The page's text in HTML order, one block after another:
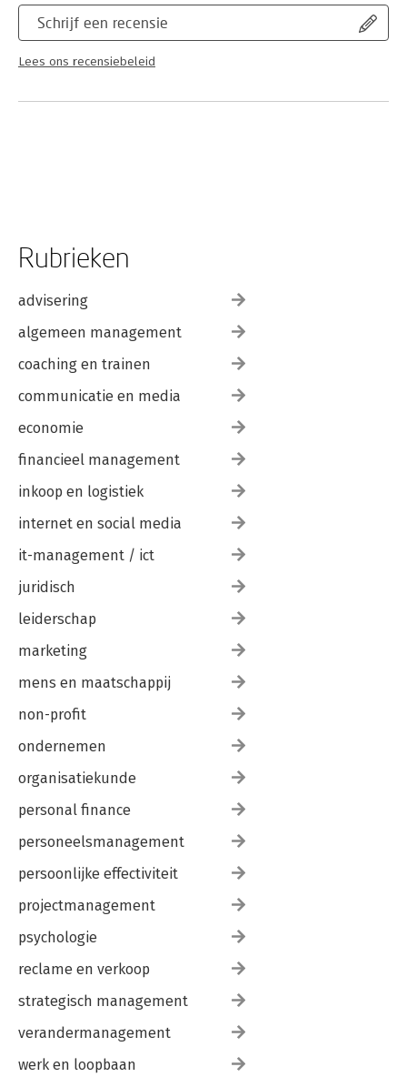
Schrijf een recensie
Lees ons recensiebeleid
Rubrieken
advisering
algemeen management
coaching en trainen
communicatie en media
economie
financieel management
inkoop en logistiek
internet en social media
it-management / ict
juridisch
leiderschap
marketing
mens en maatschappij
non-profit
ondernemen
organisatiekunde
personal finance
personeelsmanagement
persoonlijke effectiviteit
projectmanagement
psychologie
reclame en verkoop
strategisch management
verandermanagement
werk en loopbaan